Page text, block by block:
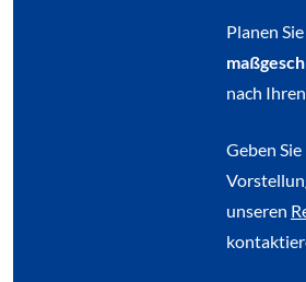
Planen
nach
Geben
unseren